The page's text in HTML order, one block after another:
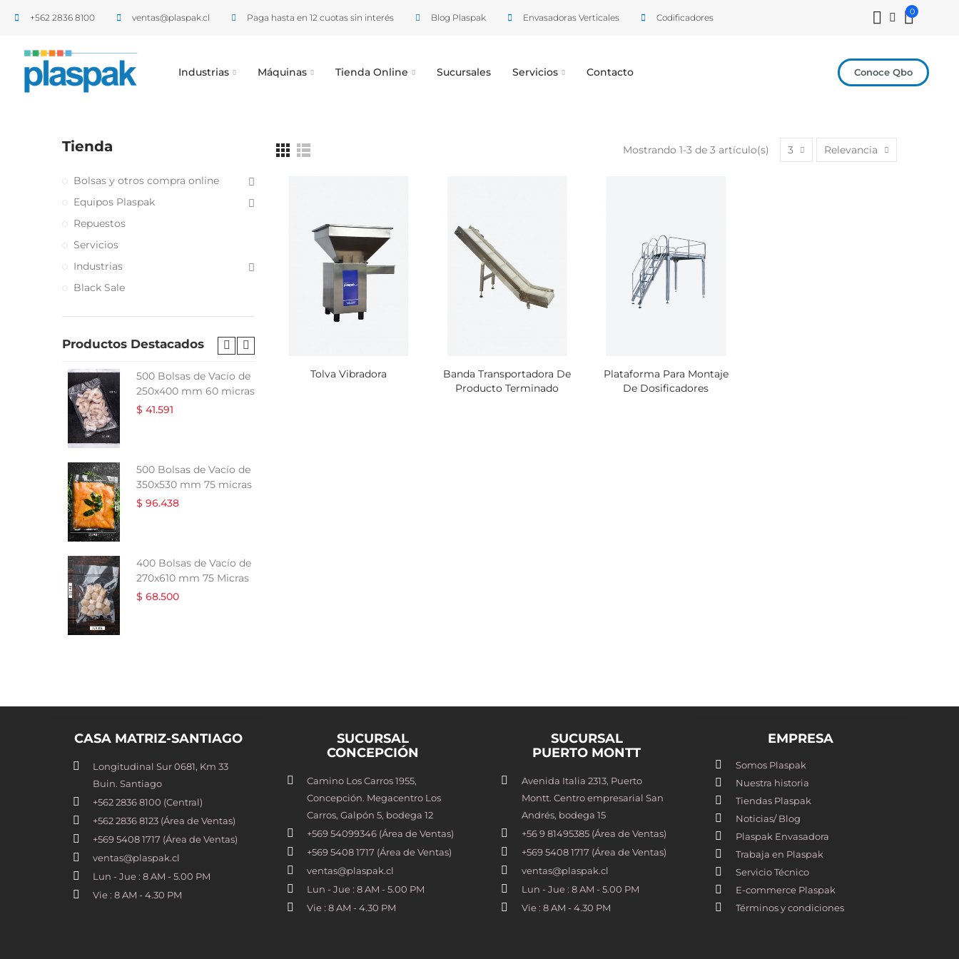
+562 2836 8100​ ventas@plaspak.cl Paga hasta en 12 cuotas sin interés Blog Plaspak Envasadoras Verticales Codificadores
0
Industrias Máquinas Tienda Online Sucursales Servicios Contacto Conoce Qbo
Mostrando 1-3 de 3 artículo(s) 3 Relevancia
Tolva Vibradora
Banda Transportadora De
Producto Terminado
Plataforma Para Montaje
De Dosificadores
Tienda
Bolsas y otros compra online
Equipos Plaspak
Repuestos
Servicios
Industrias
Black Sale
Productos Destacados
500 Bolsas de Vacío de
250x400 mm 60 micras
$ 41.591
500 Bolsas de Vacío de
350x530 mm 75 micras
$ 96.438
400 Bolsas de Vacío de
270x610 mm 75 Micras
$ 68.500
500 Bolsas de Vacío de
300x450 mm 75 micras
500 Bolsas de Vacío de
250x400 mm 60 micras
CASA MATRIZ-SANTIAGO
Longitudinal Sur 0681, Km 33
Buin. Santiago
+562 2836 8100​ (Central)
+562 2836 8123 (Área de Ventas)
+569 5408 1717 (Área de Ventas)
ventas@plaspak.cl
Lun - Jue : 8 AM - 5.00 PM
Vie : 8 AM - 4.30 PM
SUCURSAL
CONCEPCIÓN
Camino Los Carros 1955,
Concepción. Megacentro Los
Carros, Galpón 5, bodega 12
+569 54099346 (Área de Ventas)
+569 5408 1717 (Área de Ventas)
ventas@plaspak.cl
Lun - Jue : 8 AM - 5.00 PM
Vie : 8 AM - 4.30 PM
SUCURSAL
PUERTO MONTT
Avenida Italia 2313, Puerto
Montt. Centro empresarial San
Andrés, bodega 15
+56 9 81495385 (Área de Ventas)
+569 5408 1717 (Área de Ventas)
ventas@plaspak.cl
Lun - Jue : 8 AM - 5.00 PM
Vie : 8 AM - 4.30 PM
EMPRESA
Somos Plaspak
Nuestra historia
Tiendas Plaspak
Noticias/ Blog
Plaspak Envasadora
Trabaja en Plaspak
Servicio Técnico
E-commerce Plaspak
Términos y condiciones